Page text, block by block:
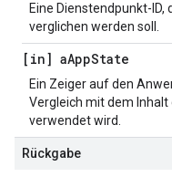
Eine Dienstendpunkt-
verglichen werden soll.
[in] aAppState
Ein Zeiger auf den
Vergleich mit dem
verwendet wird.
Rückgabe